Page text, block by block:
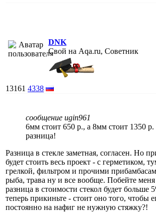
DNK
Свой на Aqa.ru, Советник
13161 4338
сообщение ugin961
6мм стоит 650 р., а 8мм стоит 1350 р.
разница!
Разница в стекле заметная, согласен. Но
будет стоить весь проект - с герметиком,
грелкой, фильтром и прочими
рыба, трава ну и все вообще. Побейте меня
разница в стоимости стекол будет больше
теперь прикиньте - стоит оно того, чтобы
постоянно на нафиг не нужную стяжку?!